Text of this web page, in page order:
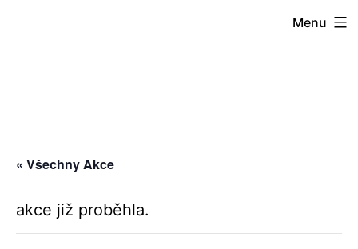
Menu
« Všechny Akce
akce již proběhla.